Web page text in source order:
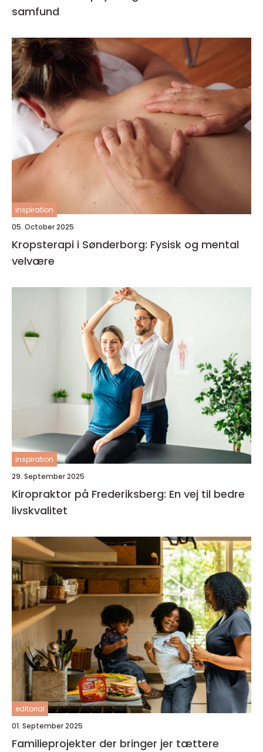
samfund
inspiration
05. October 2025
Kropsterapi i Sønderborg: Fysisk og mental
velvære
inspiration
29. September 2025
Kiropraktor på Frederiksberg: En vej til bedre
livskvalitet
editorial
01. September 2025
Familieprojekter der bringer jer tættere